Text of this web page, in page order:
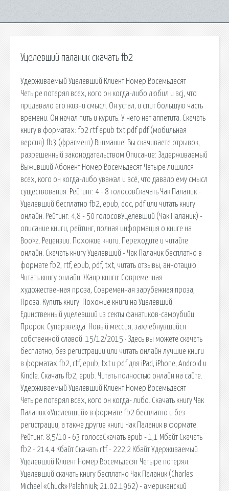
Уцелевший паланик скачать fb2
Удерживаемый Уцелевший Клиент Номер Восемьдесят
Четыре потерял всех, кого он когда-либо любил и всj, что
придавало его жизни смысл. Он устал, и спит большую часть
времени. Он начал пить и курить. У него нет аппетита. Скачать
книгу в форматах: fb2 rtf epub txt pdf pdf (мобильная
версия) fb3 (фрагмент) Внимание! Вы скачиваете отрывок,
разрешенный законодательством Описание: Задерживаемый
Выживший Абонент Номер Восемьдесят Четыре лишился
всех, кого он когда-либо уважал и всё, что давало ему смысл
существования. Рейтинг: 4 - 8 голосовСкачать Чак Паланик -
Уцелевший бесплатно fb2, epub, doc, pdf или читать книгу
онлайн. Рейтинг: 4,8 - 50 голосовУцелевший (Чак Паланик) -
описание книги, рейтинг, полная информация о книге на
Bookz. Рецензии. Похожие книги. Переходите и читайте
онлайн. Скачать книгу Уцелевший - Чак Паланик бесплатно в
формате fb2, rtf, epub, pdf, txt, читать отзывы, аннотацию.
Читать книгу онлайн. Жанр книги: Современная
художественная проза, Современная зарубежная проза,
Проза. Купить книгу. Похожие книги на Уцелевший.
Единственный уцелевший из секты фанатиков-самоубийц.
Пророк. Суперзвезда. Новый мессия, захлебнувшийся
собственной славой. 15/12/2015 · Здесь вы можете скачать
бесплатно, без регистрации или читать онлайн лучшие книги
в форматах fb2, rtf, epub, txt и pdf для iPad, iPhone, Android и
Kindle. Скачать fb2, epub. Читать полностью онлайн на сайте.
Удерживаемый Уцелевший Клиент Номер Восемьдесят
Четыре потерял всех, кого он когда- либо. Скачать книгу Чак
Паланик «Уцелевший» в формате fb2 бесплатно и без
регистрации, а также другие книги Чак Паланик в формате.
Рейтинг: 8,5/10 - 63 голосаCкачать epub - 1,1 Мбайт Cкачать
fb2 - 214,4 Кбайт Cкачать rtf - 222,2 Кбайт Удерживаемый
Уцелевший Клиент Номер Восемьдесят Четыре потерял.
Уцелевший скачать книгу бесплатно Чак Паланик (Charles
Michael «Chuck» Palahniuk; 21.02.1962) - американский